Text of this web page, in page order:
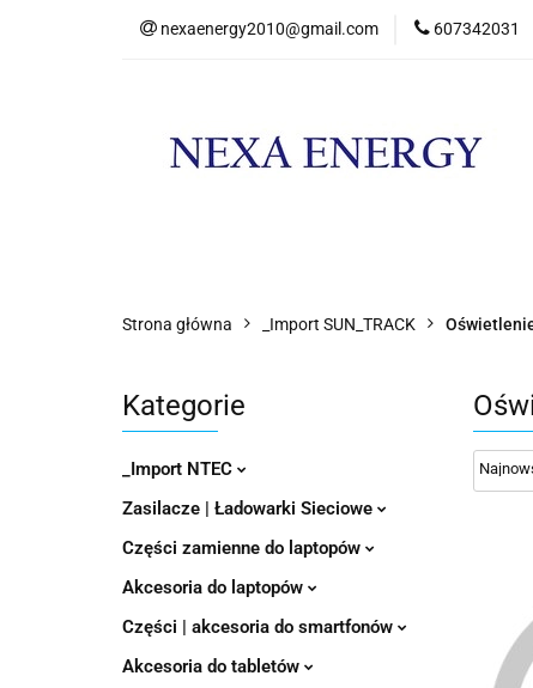
nexaenergy2010@gmail.com 607342031
Strona główna _Import SUN_TRACK
Kategorie
_Import NTEC
Zasilacze | Ładowarki Sieciowe
Części zamienne do laptopów
Akcesoria do laptopów
Części | akcesoria do smartfonów
Akcesoria do tabletów